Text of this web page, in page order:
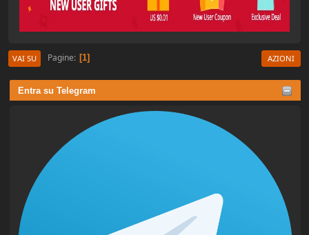
Entra su Telegram
VAI SU Pagine 1 AZIONI